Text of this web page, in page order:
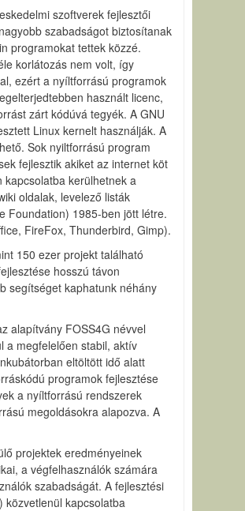
szoftverek fejlesztői
szabadságot biztosítanak
programokat tettek közzé.
korlátozás nem volt, így
ezért a nyíltforrású programok
használt licenc,
zárt kódúvá tegyék. A GNU
Linux kernelt használják. A
Sok nyiltforrású program
fejlesztik akiket az internet köt
kapcsolatba kerülhetnek a
oldalak, levelező listák
Foundation) 1985-ben jött létre.
FireFox, Thunderbird, Gimp).
150 ezer projekt található
hosszú távon
segítséget kaphatunk néhány
alapítvány FOSS4G névvel
a megfelelően stabil, aktív
eltöltött idő alatt
programok fejlesztése
a nyíltforrású rendszerek
megoldásokra alapozva. A
projektek eredményeinek
a végfelhasználók számára
szabadságát. A fejlesztési
közvetlenül kapcsolatba